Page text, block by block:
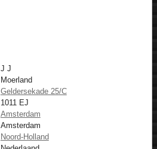
J J
Moerland
Geldersekade 25/C
1011 EJ
Amsterdam
Amsterdam
Noord-Holland